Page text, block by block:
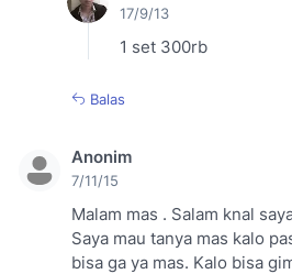
17/9/13
1 set 300rb
Balas
Anonim
7/11/15
Malam mas . Salam knal
Saya mau tanya mas kalo
bisa ga ya mas. Kalo bisa